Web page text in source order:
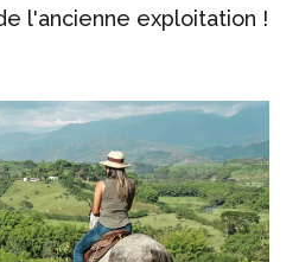
l'ancienne exploitation !